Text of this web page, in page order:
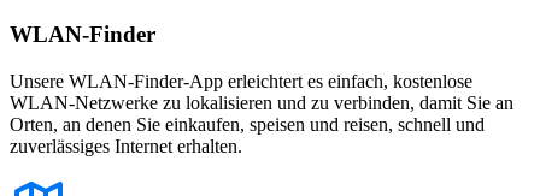
WLAN-Finder
Unsere WLAN-Finder-App erleichtert es einfach, kostenlose
WLAN-Netzwerke zu lokalisieren und zu verbinden, damit Sie an
Orten, an denen Sie einkaufen, speisen und reisen, schnell und
zuverlässiges Internet erhalten.